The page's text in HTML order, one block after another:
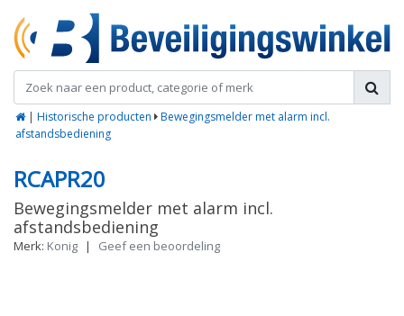
| Historische producten
Bewegingsmelder met alarm incl.
afstandsbediening
RCAPR20
Bewegingsmelder met alarm incl.
afstandsbediening
Merk: Konig | Geef een beoordeling